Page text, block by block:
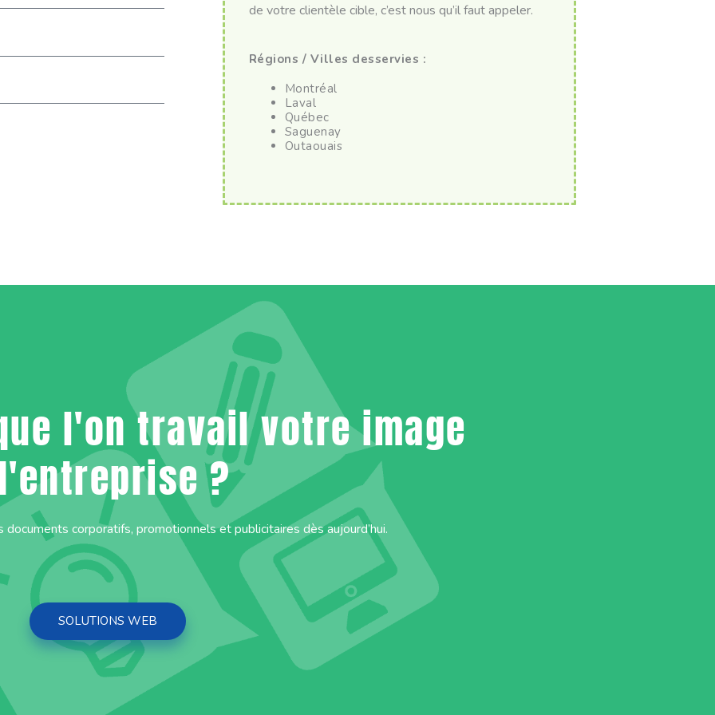
de votre clientèle cible, c’est nous qu’il faut appeler.
Régions / Villes desservies :
Montréal
Laval
Québec
Saguenay
Outaouais
l'on travail votre image
?
corporatifs, promotionnels et publicitaires dès aujourd’hui.
SOLUTIONS WEB